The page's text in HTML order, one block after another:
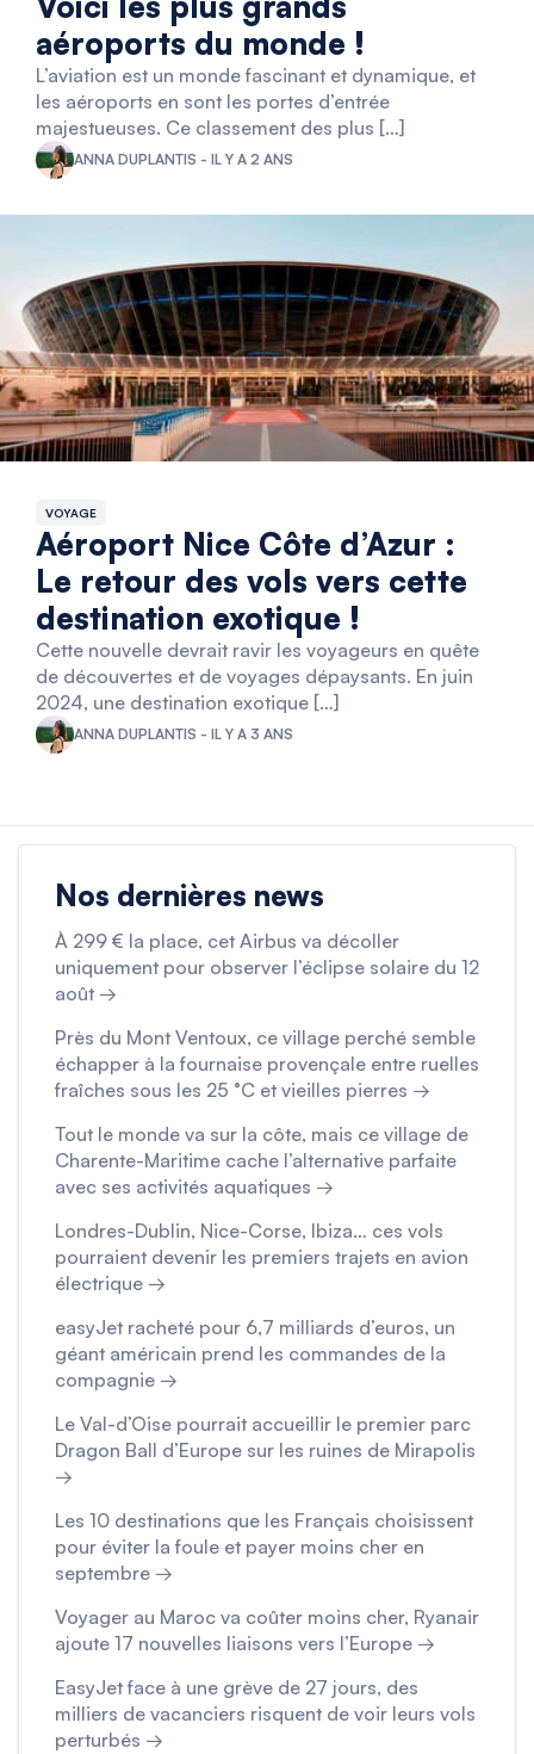
aéroports du monde !
L’aviation est un monde fascinant et dynamique, et
les aéroports en sont les portes d’entrée
majestueuses. Ce classement des plus […]
ANNA DUPLANTIS - IL Y A 2 ANS
VOYAGE
Aéroport Nice Côte d’Azur :
Le retour des vols vers cette
destination exotique !
Cette nouvelle devrait ravir les voyageurs en quête
de découvertes et de voyages dépaysants. En juin
2024, une destination exotique […]
ANNA DUPLANTIS - IL Y A 3 ANS
Nos dernières news
À 299 € la place, cet Airbus va décoller
uniquement pour observer l’éclipse solaire du 12
août →
Près du Mont Ventoux, ce village perché semble
échapper à la fournaise provençale entre ruelles
fraîches sous les 25 °C et vieilles pierres →
Tout le monde va sur la côte, mais ce village de
Charente-Maritime cache l’alternative parfaite
avec ses activités aquatiques →
Londres-Dublin, Nice-Corse, Ibiza… ces vols
pourraient devenir les premiers trajets en avion
électrique →
easyJet racheté pour 6,7 milliards d’euros, un
géant américain prend les commandes de la
compagnie →
Le Val-d’Oise pourrait accueillir le premier parc
Dragon Ball d’Europe sur les ruines de Mirapolis
→
Les 10 destinations que les Français choisissent
pour éviter la foule et payer moins cher en
septembre →
Voyager au Maroc va coûter moins cher, Ryanair
ajoute 17 nouvelles liaisons vers l’Europe →
EasyJet face à une grève de 27 jours, des
milliers de vacanciers risquent de voir leurs vols
perturbés →